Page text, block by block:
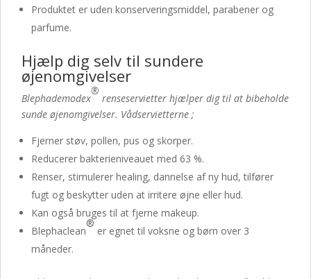
Produktet er uden konserveringsmiddel, parabener og
parfume.
Hjælp dig selv til sundere
øjenomgivelser
Blephademodex
®
renseservietter hjælper dig til at bibeholde
sunde øjenomgivelser. Vådservietterne ;
Fjerner støv, pollen, pus og skorper.
Reducerer bakterieniveauet med 63 %.
Renser, stimulerer healing, dannelse af ny hud, tilfører
fugt og beskytter uden at irritere øjne eller hud.
Kan også bruges til at fjerne makeup.
Blephaclean
®
er egnet til voksne og børn over 3
måneder.